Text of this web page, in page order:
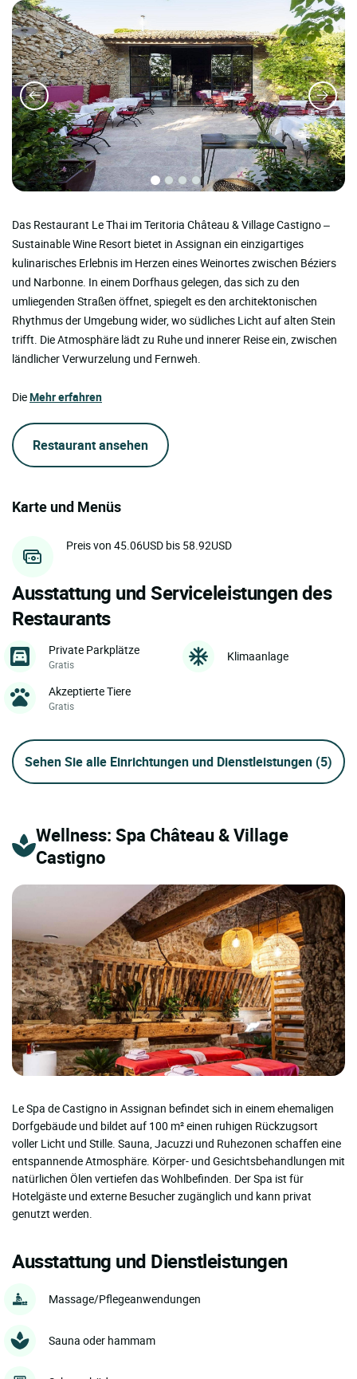
Das Restaurant Le Thai im Teritoria Château & Village Castigno –
Sustainable Wine Resort bietet in Assignan ein einzigartiges
kulinarisches Erlebnis im Herzen eines Weinortes zwischen Béziers
und Narbonne. In einem Dorfhaus gelegen, das sich zu den
umliegenden Straßen öffnet, spiegelt es den architektonischen
Rhythmus der Umgebung wider, wo südliches Licht auf alten Stein
trifft. Die Atmosphäre lädt zu Ruhe und innerer Reise ein, zwischen
ländlicher Verwurzelung und Fernweh.
DieMehr erfahren
Restaurant ansehen
Karte und Menüs
Preis von 45.06USD bis 58.92USD
Ausstattung und Serviceleistungen des
Restaurants
Private Parkplätze
Gratis
Klimaanlage
Akzeptierte Tiere
Gratis
Sehen Sie alle Einrichtungen und Dienstleistungen (5)
Wellness: Spa Château & Village
Castigno
Le Spa de Castigno in Assignan befindet sich in einem ehemaligen
Dorfgebäude und bildet auf 100 m² einen ruhigen Rückzugsort
voller Licht und Stille. Sauna, Jacuzzi und Ruhezonen schaffen eine
entspannende Atmosphäre. Körper- und Gesichtsbehandlungen mit
natürlichen Ölen vertiefen das Wohlbefinden. Der Spa ist für
Hotelgäste und externe Besucher zugänglich und kann privat
genutzt werden.
Ausstattung und Dienstleistungen
Massage/Pflegeanwendungen
Sauna oder hammam